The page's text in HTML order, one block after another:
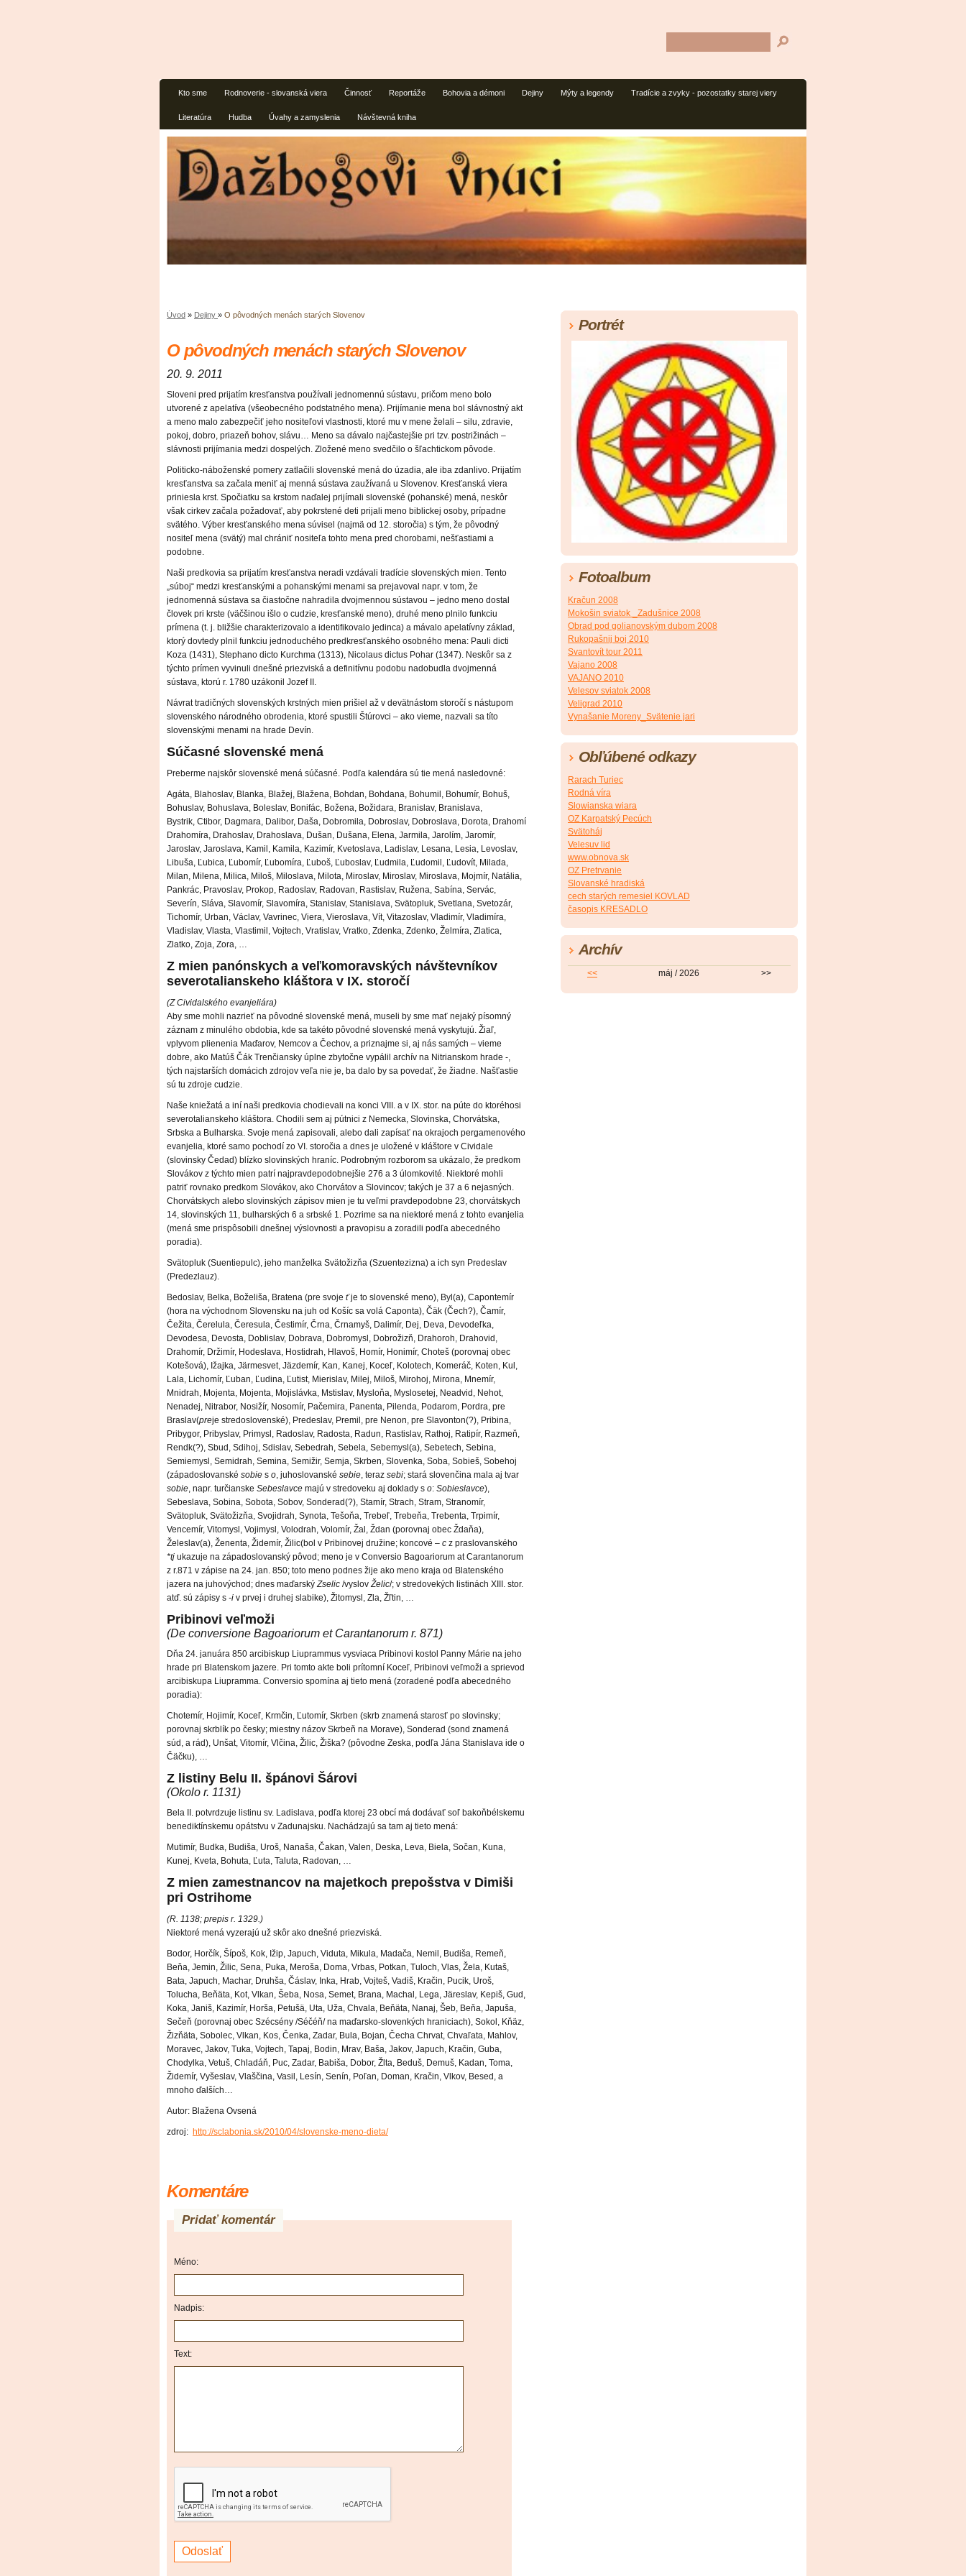
Kto sme Rodnoverie - slovanská viera Činnosť Reportáže Bohovia a démoni Dejiny Mýty a legendy Tradície a zvyky - pozostatky starej viery
Literatúra Hudba Úvahy a zamyslenia Návštevná kniha
Úvod » Dejiny » O pôvodných menách starých Slovenov
O pôvodných menách starých Slovenov
20. 9. 2011
Sloveni pred prijatím kresťanstva používali jednomennú sústavu, pričom meno bolo
utvorené z apelatíva (všeobecného podstatného mena). Prijímanie mena bol slávnostný akt
a meno malo zabezpečiť jeho nositeľovi vlastnosti, ktoré mu v mene želali – silu, zdravie,
pokoj, dobro, priazeň bohov, slávu… Meno sa dávalo najčastejšie pri tzv. postrižinách –
slávnosti prijímania medzi dospelých. Zložené meno svedčilo o šľachtickom pôvode.
Politicko-náboženské pomery zatlačili slovenské mená do úzadia, ale iba zdanlivo. Prijatím
kresťanstva sa začala meniť aj menná sústava zaužívaná u Slovenov. Kresťanská viera
priniesla krst. Spočiatku sa krstom naďalej prijímali slovenské (pohanské) mená, neskôr
však cirkev začala požadovať, aby pokrstené deti prijali meno biblickej osoby, prípadne
svätého. Výber kresťanského mena súvisel (najmä od 12. storočia) s tým, že pôvodný
nositeľ mena (svätý) mal chrániť nositeľa tohto mena pred chorobami, nešťastiami a
podobne.
Naši predkovia sa prijatím kresťanstva neradi vzdávali tradície slovenských mien. Tento
„súboj“ medzi kresťanskými a pohanskými menami sa prejavoval napr. v tom, že
jednomenná sústava sa čiastočne nahradila dvojmennou sústavou – jedno meno dostal
človek pri krste (väčšinou išlo o cudzie, kresťanské meno), druhé meno plnilo funkciu
prímena (t. j. bližšie charakterizovalo a identifikovalo jedinca) a mávalo apelatívny základ,
ktorý dovtedy plnil funkciu jednoduchého predkresťanského osobného mena: Pauli dicti
Koza (1431), Stephano dicto Kurchma (1313), Nicolaus dictus Pohar (1347). Neskôr sa z
týchto prímen vyvinuli dnešné priezviská a definitívnu podobu nadobudla dvojmenná
sústava, ktorú r. 1780 uzákonil Jozef II.
Návrat tradičných slovenských krstných mien prišiel až v devätnástom storočí s nástupom
slovenského národného obrodenia, ktoré spustili Štúrovci – ako vieme, nazvali sa títo
slovenskými menami na hrade Devín.
Súčasné slovenské mená
Preberme najskôr slovenské mená súčasné. Podľa kalendára sú tie mená nasledovné:
Agáta, Blahoslav, Blanka, Blažej, Blažena, Bohdan, Bohdana, Bohumil, Bohumír, Bohuš,
Bohuslav, Bohuslava, Boleslav, Bonifác, Božena, Božidara, Branislav, Branislava,
Bystrik, Ctibor, Dagmara, Dalibor, Daša, Dobromila, Dobroslav, Dobroslava, Dorota, Drahomíra,
Drahomíra, Drahoslav, Drahoslava, Dušan, Dušana, Elena, Jarmila, Jarolím, Jaromír,
Jaroslav, Jaroslava, Kamil, Kamila, Kazimír, Kvetoslava, Ladislav, Lesana, Lesia, Levoslav,
Libuša, Ľubica, Ľubomír, Ľubomíra, Ľuboš, Ľuboslav, Ľudmila, Ľudomil, Ľudovít, Milada,
Milan, Milena, Milica, Miloš, Miloslava, Milota, Miroslav, Miroslav, Miroslava, Mojmír, Natália,
Pankrác, Pravoslav, Prokop, Radoslav, Radovan, Rastislav, Ružena, Sabína, Servác,
Severín, Sláva, Slavomír, Slavomíra, Stanislav, Stanislava, Svätopluk, Svetlana, Svetozár,
Tichomír, Urban, Václav, Vavrinec, Viera, Vieroslava, Vít, Vitazoslav, Vladimír, Vladimíra,
Vladislav, Vlasta, Vlastimil, Vojtech, Vratislav, Vratko, Zdenka, Zdenko, Želmíra, Zlatica,
Zlatko, Zoja, Zora, …
Z mien panónskych a veľkomoravských návštevníkov
severotalianskeho kláštora v IX. storočí
(Z Cividalského evanjeliára)
Aby sme mohli nazrieť na pôvodné slovenské mená, museli by sme mať nejaký písomný
záznam z minulého obdobia, kde sa takéto pôvodné slovenské mená vyskytujú. Žiaľ,
vplyvom plienenia Maďarov, Nemcov a Čechov, a priznajme si, aj nás samých – vieme
dobre, ako Matúš Čák Trenčiansky úplne zbytočne vypálil archív na Nitrianskom hrade -,
tých najstarších domácich zdrojov veľa nie je, ba dalo by sa povedať, že žiadne. Našťastie
sú tu zdroje cudzie.
Naše kniežatá a iní naši predkovia chodievali na konci VIII. a v IX. stor. na púte do ktoréhosi
severotalianskeho kláštora. Chodili sem aj pútnici z Nemecka, Slovinska, Chorvátska,
Srbska a Bulharska. Svoje mená zapisovali, alebo dali zapísať na okrajoch pergamenového
evanjelia, ktoré samo pochodí zo VI. storočia a dnes je uložené v kláštore v Cividale
(slovinsky Čedad) blízko slovinských hraníc. Podrobným rozborom sa ukázalo, že predkom
Slovákov z týchto mien patrí najpravdepodobnejšie 276 a 3 úlomkovité. Niektoré mohli
patriť rovnako predkom Slovákov, ako Chorvátov a Slovincov; takých je 37 a 6 nejasných.
Chorvátskych alebo slovinských zápisov mien je tu veľmi pravdepodobne 23, chorvátskych
14, slovinských 11, bulharských 6 a srbské 1. Pozrime sa na niektoré mená z tohto evanjelia
(mená sme prispôsobili dnešnej výslovnosti a pravopisu a zoradili podľa abecedného
poradia).
Svätopluk (Suentiepulc), jeho manželka Svätožizňa (Szuentezizna) a ich syn Predeslav
(Predezlauz).
Bedoslav, Belka, Boželiša, Bratena (pre svoje ťje to slovenské meno), Byl(a), Capontemír
(hora na východnom Slovensku na juh od Košíc sa volá Caponta), Čäk (Čech?), Čamír,
Čežita, Čerelula, Čeresula, Čestimír, Črna, Črnamyš, Dalimír, Dej, Deva, Devodeľka,
Devodesa, Devosta, Doblislav, Dobrava, Dobromysl, Dobrožizň, Drahoroh, Drahovid,
Drahomír, Držimír, Hodeslava, Hostidrah, Hlavoš, Homír, Honimír, Choteš (porovnaj obec
Kotešová), Ižajka, Järmesvet, Jäzdemír, Kan, Kanej, Koceľ, Kolotech, Komeráč, Koten, Kul,
Lala, Lichomír, Ľuban, Ľudina, Ľutist, Mierislav, Milej, Miloš, Mirohoj, Mirona, Mnemír,
Mnidrah, Mojenta, Mojenta, Mojislávka, Mstislav, Mysloňa, Myslosetej, Neadvid, Nehot,
Nenadej, Nitrabor, Nosižír, Nosomír, Pačemira, Panenta, Pilenda, Podarom, Pordra, pre
Braslav(preje stredoslovenské), Predeslav, Premil, pre Nenon, pre Slavonton(?), Pribina,
Pribygor, Pribyslav, Primysl, Radoslav, Radosta, Radun, Rastislav, Rathoj, Ratipír, Razmeň,
Rendk(?), Sbud, Sdihoj, Sdislav, Sebedrah, Sebela, Sebemysl(a), Sebetech, Sebina,
Semiemysl, Semidrah, Semina, Semižir, Semja, Skrben, Slovenka, Soba, Sobieš, Sobehoj
(západoslovanské sobie s o, juhoslovanské sebie, teraz sebi; stará slovenčina mala aj tvar
sobie, napr. turčianske Sebeslavce majú v stredoveku aj doklady s o: Sobieslavce),
Sebeslava, Sobina, Sobota, Sobov, Sonderad(?), Stamír, Strach, Stram, Stranomír,
Svätopluk, Svätožizňa, Svojidrah, Synota, Tešoňa, Trebeľ, Trebeňa, Trebenta, Trpimír,
Vencemír, Vitomysl, Vojimysl, Volodrah, Volomír, Žal, Ždan (porovnaj obec Ždaňa),
Želeslav(a), Ženenta, Židemír, Žilic(bol v Pribinovej družine; koncové – c z praslovanského
*tj ukazuje na západoslovanský pôvod; meno je v Conversio Bagoariorum at Carantanorum
z r.871 v zápise na 24. jan. 850; toto meno podnes žije ako meno kraja od Blatenského
jazera na juhovýchod; dnes maďarskýZselic /vyslovŽelic/; v stredovekých listinách XIII. stor.
atď. sú zápisy s -i v prvej i druhej slabike), Žitomysl, Zla, Žľtin, …
Pribinovi veľmoži
(De conversione Bagoariorum et Carantanorum r. 871)
Dňa 24. januára 850 arcibiskup Liuprammus vysviaca Pribinovi kostol Panny Márie na jeho
hrade pri Blatenskom jazere. Pri tomto akte boli prítomní Koceľ, Pribinovi veľmoži a sprievod
arcibiskupa Liupramma. Conversio spomína aj tieto mená (zoradené podľa abecedného
poradia):
Chotemír, Hojimír, Koceľ, Krmčin, Ľutomír, Skrben (skrb znamená starosť po slovinsky;
porovnaj skrblík po česky; miestny názov Skrbeň na Morave), Sonderad (sond znamená
súd, a rád), Unšat, Vitomír, Vlčina, Žilic, Žiška? (pôvodne Zeska, podľa Jána Stanislava ide o
Čäčku), …
Z listiny Belu II. špánovi Šárovi
(Okolo r. 1131)
Bela II. potvrdzuje listinu sv. Ladislava, podľa ktorej 23 obcí má dodávať soľ bakoňbélskemu
benediktínskemu opátstvu v Zadunajsku. Nachádzajú sa tam aj tieto mená:
Mutimír, Budka, Budiša, Uroš, Nanaša, Čakan, Valen, Deska, Leva, Biela, Sočan, Kuna,
Kunej, Kveta, Bohuta, Ľuta, Taluta, Radovan, …
Z mien zamestnancov na majetkoch prepošstva v Dimiši
pri Ostrihome
(R. 1138; prepis r. 1329.)
Niektoré mená vyzerajú už skôr ako dnešné priezviská.
Bodor, Horčík, Šípoš, Kok, Ižip, Japuch, Viduta, Mikula, Madača, Nemil, Budiša, Remeň,
Beňa, Jemin, Žilic, Sena, Puka, Meroša, Doma, Vrbas, Potkan, Tuloch, Vlas, Žela, Kutaš,
Bata, Japuch, Machar, Druhša, Čáslav, Inka, Hrab, Vojteš, Vadiš, Kračin, Pucik, Uroš,
Tolucha, Beňäta, Kot, Vlkan, Šeba, Nosa, Semet, Brana, Machal, Lega, Järeslav, Kepiš, Gud,
Koka, Janiš, Kazimír, Horša, Petušä, Uta, Uža, Chvala, Beňäta, Nanaj, Šeb, Beňa, Japuša,
Sečeň (porovnaj obec Szécsény /Séčéň/ na maďarsko-slovenkých hraniciach), Sokol, Kňäz,
Žizňäta, Sobolec, Vlkan, Kos, Čenka, Zadar, Bula, Bojan, Čecha Chrvat, Chvaľata, Mahlov,
Moravec, Jakov, Tuka, Vojtech, Tapaj, Bodin, Mrav, Baša, Jakov, Japuch, Kračin, Guba,
Chodylka, Vetuš, Chladáň, Puc, Zadar, Babiša, Dobor, Žlta, Beduš, Demuš, Kadan, Toma,
Židemír, Vyšeslav, Vlaščina, Vasil, Lesín, Senín, Poľan, Doman, Kračin, Vlkov, Besed, a
mnoho ďalších…
Autor: Blažena Ovsená
zdroj: http://sclabonia.sk/2010/04/slovenske-meno-dieta/
Komentáre
Pridať komentár
Méno:
Nadpis:
Text:
Portrét
Fotoalbum
Kračun 2008
Mokošin sviatok _Zadušnice 2008
Obrad pod golianovským dubom 2008
Rukopašnij boj 2010
Svantovít tour 2011
Vajano 2008
VAJANO 2010
Velesov sviatok 2008
Veligrad 2010
Vynašanie Moreny_Svätenie jari
Obľúbené odkazy
Rarach Turiec
Rodná víra
Slowianska wiara
OZ Karpatský Pecúch
Svätoháj
Velesuv lid
www.obnova.sk
OZ Pretrvanie
Slovanské hradiská
cech starých remesiel KOVLAD
časopis KRESADLO
Archív
<< máj / 2026 >>